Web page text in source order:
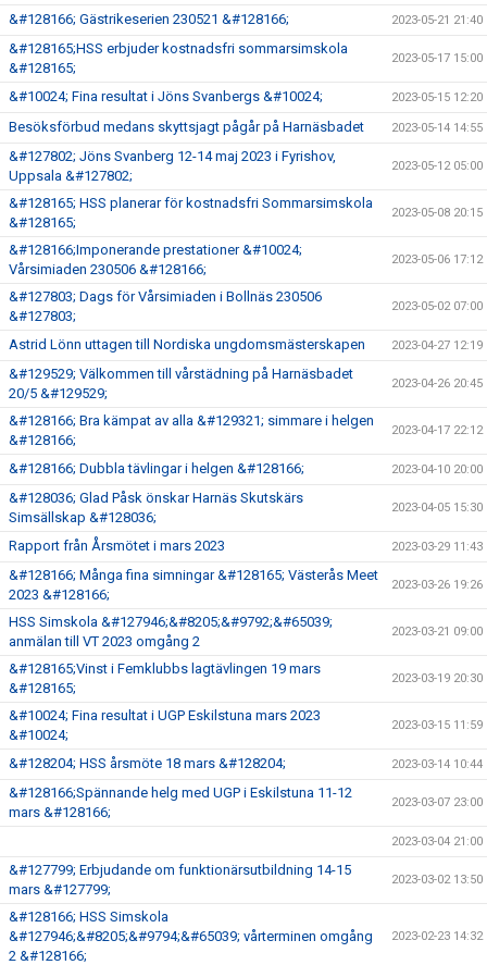
&#128166; Gästrikeserien 230521 &#128166; 2023-05-21 21:40
&#128165;HSS erbjuder kostnadsfri sommarsimskola
&#128165;
2023-05-17 15:00
&#10024; Fina resultat i Jöns Svanbergs &#10024; 2023-05-15 12:20
Besöksförbud medans skyttsjagt pågår på Harnäsbadet 2023-05-14 14:55
&#127802; Jöns Svanberg 12-14 maj 2023 i Fyrishov,
Uppsala &#127802;
2023-05-12 05:00
&#128165; HSS planerar för kostnadsfri Sommarsimskola
&#128165;
2023-05-08 20:15
&#128166;Imponerande prestationer &#10024;
Vårsimiaden 230506 &#128166;
2023-05-06 17:12
&#127803; Dags för Vårsimiaden i Bollnäs 230506
&#127803;
2023-05-02 07:00
Astrid Lönn uttagen till Nordiska ungdomsmästerskapen 2023-04-27 12:19
&#129529; Välkommen till vårstädning på Harnäsbadet
20/5 &#129529;
2023-04-26 20:45
&#128166; Bra kämpat av alla &#129321; simmare i helgen
&#128166;
2023-04-17 22:12
&#128166; Dubbla tävlingar i helgen &#128166; 2023-04-10 20:00
&#128036; Glad Påsk önskar Harnäs Skutskärs
Simsällskap &#128036;
2023-04-05 15:30
Rapport från Årsmötet i mars 2023 2023-03-29 11:43
&#128166; Många fina simningar &#128165; Västerås Meet
2023 &#128166;
2023-03-26 19:26
HSS Simskola &#127946;&#8205;&#9792;&#65039;
anmälan till VT 2023 omgång 2
2023-03-21 09:00
&#128165;Vinst i Femklubbs lagtävlingen 19 mars
&#128165;
2023-03-19 20:30
&#10024; Fina resultat i UGP Eskilstuna mars 2023
&#10024;
2023-03-15 11:59
&#128204; HSS årsmöte 18 mars &#128204; 2023-03-14 10:44
&#128166;Spännande helg med UGP i Eskilstuna 11-12
mars &#128166;
2023-03-07 23:00
2023-03-04 21:00
&#127799; Erbjudande om funktionärsutbildning 14-15
mars &#127799;
2023-03-02 13:50
&#128166; HSS Simskola
&#127946;&#8205;&#9794;&#65039; vårterminen omgång
2 &#128166;
2023-02-23 14:32